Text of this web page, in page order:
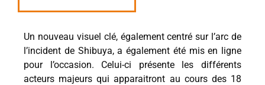
Un nouveau visuel clé, également centré sur l’arc de
l’incident de Shibuya, a également été mis en ligne
pour l’occasion. Celui-ci présente les différents
acteurs majeurs qui apparaitront au cours des 18